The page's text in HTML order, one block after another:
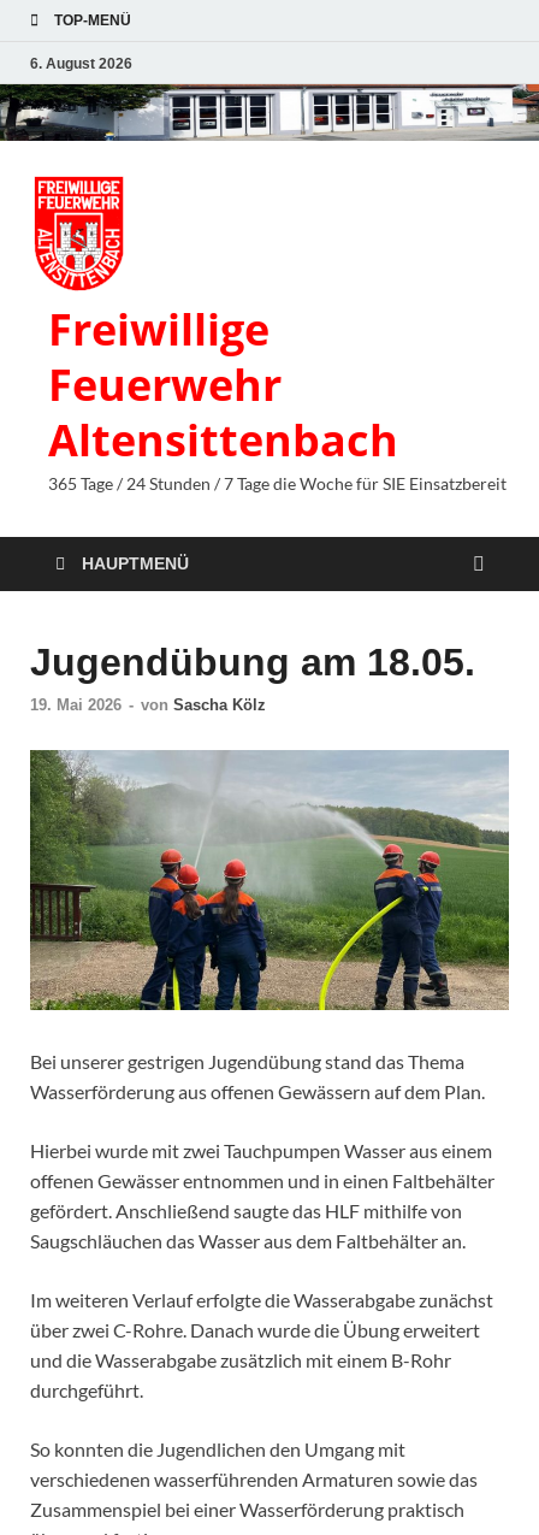
TOP-MENÜ
6. August 2026
Freiwillige
Feuerwehr
Altensittenbach
365 Tage / 24 Stunden / 7 Tage die Woche für SIE Einsatzbereit
HAUPTMENÜ
Jugendübung am 18.05.
19. Mai 2026 - von Sascha Kölz
Bei unserer gestrigen Jugendübung stand das Thema
Wasserförderung aus offenen Gewässern auf dem Plan.
Hierbei wurde mit zwei Tauchpumpen Wasser aus einem
offenen Gewässer entnommen und in einen Faltbehälter
gefördert. Anschließend saugte das HLF mithilfe von
Saugschläuchen das Wasser aus dem Faltbehälter an.
Im weiteren Verlauf erfolgte die Wasserabgabe zunächst
über zwei C-Rohre. Danach wurde die Übung erweitert
und die Wasserabgabe zusätzlich mit einem B-Rohr
durchgeführt.
So konnten die Jugendlichen den Umgang mit
verschiedenen wasserführenden Armaturen sowie das
Zusammenspiel bei einer Wasserförderung praktisch